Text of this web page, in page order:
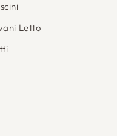
Letto